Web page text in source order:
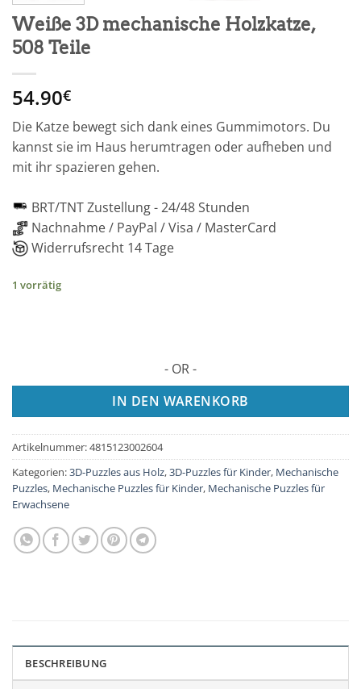
Weiße 3D mechanische Holzkatze,
508 Teile
54.90€
Die Katze bewegt sich dank eines Gummimotors. Du
kannst sie im Haus herumtragen oder aufheben und
mit ihr spazieren gehen.
BRT/TNT Zustellung -24/48 Stunden
Nachnahme / PayPal / Visa / MasterCard
Widerrufsrecht 14 Tage
1 vorrätig
- OR -
IN DEN WARENKORB
Artikelnummer:4815123002604
Kategorien:3D-Puzzles aus Holz,3D-Puzzles für Kinder, Mechanische
Puzzles, Mechanische Puzzles für Kinder, Mechanische Puzzles für
Erwachsene
BESCHREIBUNG